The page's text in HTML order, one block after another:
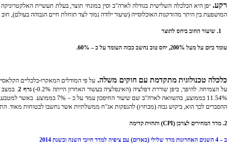
רקע.יפן היא
המושפעת בין היתר מהזדקנות האוכלוסייה (שיעור ילודה נמוך לצד תוחלת חיים הגבוהה בעולם), חוב לאומי גבוה (מעל ל- 200%
1. שיעור החוב ביחס לתוצר
עומד כיום על מעל 200%, יחס טוב נחשב ככזה העומד על כ – 60% .
כלכלה טכנולוגית מתקדמת עם חוקים משלה.
על הצמיחה. להיפך, ביפן שוררת דפלציה (האינפלציה בעשור האחרון הייתה 0.2%-)
גרף 2
ההסברים לכך הוא, ביקוש גבוה (מבחוץ) להנפקות אג"ח ממשלתיות אשר נחשבו לבטוחות מאוד.
2. מדד המחירים לצרכן (CPI) ותחזית קדימה
ב – 4 השנים האחרונות מדד שלילי (באדום) עם ציפיה למדד חיובי השנה ובשנת 2014